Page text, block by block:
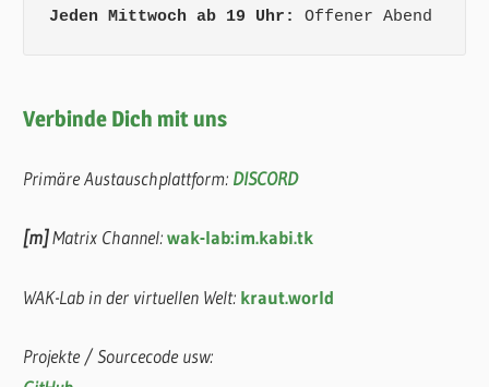
Jeden Mittwoch ab 19 Uhr: Offener Abend
Verbinde Dich mit uns
Primäre Austauschplattform: DISCORD
[m]Matrix Channel:wak-lab:im.kabi.tk
WAK-Lab in der virtuellen Welt: kraut.world
Projekte / Sourcecode usw: